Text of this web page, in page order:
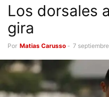
Los dorsales
gira
Por Matias Carusso - 7